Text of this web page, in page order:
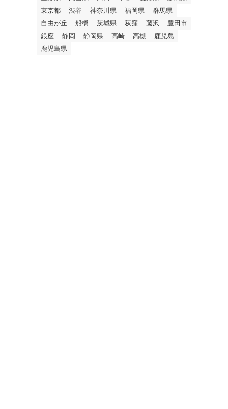
東京都
渋谷 神奈川県 福岡県
群馬県
自由が丘
船橋 茨城県 荻窪 藤沢
豊田市
銀座
静岡 静岡県 高崎 高槻
鹿児島
鹿児島県